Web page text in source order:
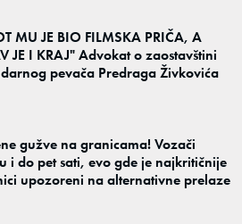
MU JE BIO FILMSKA PRIČA, A
JE I KRAJ" Advokat o zaostavštini
pevača Predraga Živkovića
"Isključenje iz testamenta je
gužve na granicama! Vozači
i do pet sati, evo gde je najkritičnije
upozoreni na alternativne prelaze